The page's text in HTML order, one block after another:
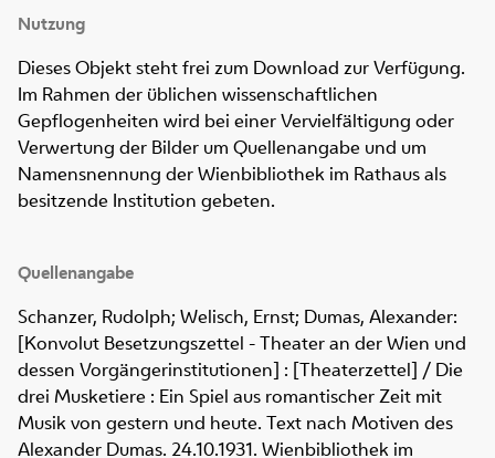
Nutzung
Dieses Objekt steht frei zum Download zur Verfügung.
Im Rahmen der üblichen wissenschaftlichen
Gepflogenheiten wird bei einer Vervielfältigung oder
Verwertung der Bilder um Quellenangabe und um
Namensnennung der Wienbibliothek im Rathaus als
besitzende Institution gebeten.
Quellenangabe
Schanzer, Rudolph; Welisch, Ernst; Dumas, Alexander:
[Konvolut Besetzungszettel - Theater an der Wien und
dessen Vorgängerinstitutionen] : [Theaterzettel] / Die
drei Musketiere : Ein Spiel aus romantischer Zeit mit
Musik von gestern und heute. Text nach Motiven des
Alexander Dumas. 24.10.1931. Wienbibliothek im